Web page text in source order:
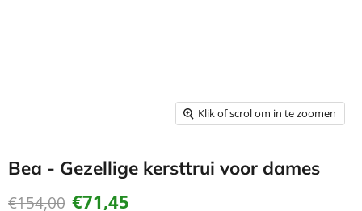
Klik of scrol om in te zoomen
Bea - Gezellige kersttrui voor dames
Oorspronkelijke prijs
€154,00 Huidige prijs
€71,45